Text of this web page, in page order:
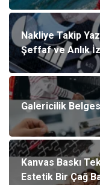
Nakliye Takip
Şeffaf ve Anlık
Galericilik
Kanvas Baskı
Estetik Bir Çağ